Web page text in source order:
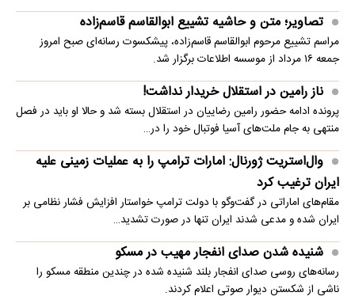
تصاویر؛ متن و حاشیه تشییع ابوالقاسم قاسم‌زاده
مراسم تشییع مرحوم ابوالقاسم قاسم‌زاده، پیشکسوت رسانه‌ای صبح امروز
جمعه ۱۶ مرداد از موسسه اطلاعات برگزار شد.
ناز رامین در استقلال خریدار نداشت!
پرونده ادامه حضور رامین رضاییان در استقلال بسته شد و حالا او باید در فصل
منتهی به جام ملت‌های آسیا فوتبال خود را در…
وال‌استریت ژورنال: امارات ترامپ را به عملیات زمینی علیه
ایران ترغیب کرد
مقام‌های اماراتی در گفت‌وگو با دولت ترامپ خواستار افزایش فشار نظامی بر
ایران شده و مدعی شدند ایران تنها در صورت تشدید…
شنیده شدن صدای انفجار مهیب در مسکو
رسانه‌های روسی صدای انفجار بلند شنیده شده در چندین منطقه مسکو را
ناشی از شکستن دیوار صوتی اعلام کردند.